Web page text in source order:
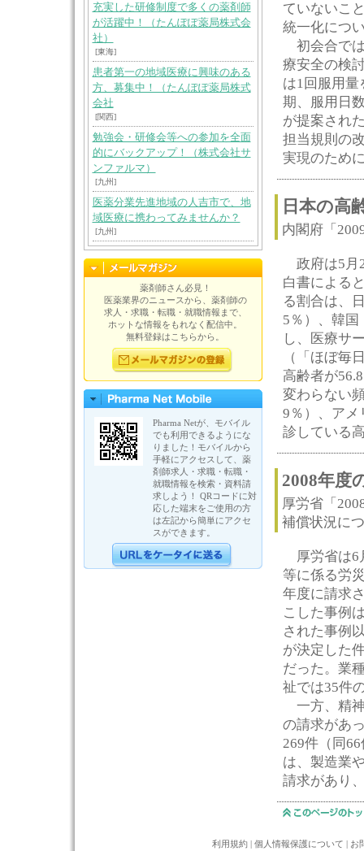
充実した研修制度で多くの薬剤師
が活躍中！（たんぽぽ薬局株式会
社）
[東海]
患者第一の地域医療に興味のある
方、募集中！（たんぽぽ薬局株式
会社
[関西]
勉強会・研修会等への参加を全面
的にバックアップ！（株式会社サ
ンファルマ）
[九州]
医薬分業先進地域の人吉市で、地
域医療に携わってみませんか？
[九州]
薬剤師さん必見！
医薬業界のニュースから、薬剤師の
求人・求職・転職・就職情報まで、
ホットな情報をもれなく配信中。
無料登録はこちらから。
Pharma Netが、モバイル
でも利用できるようにな
りました！モバイルから
手軽にアクセスして、薬
剤師求人・求職・転職・
就職情報を検索・資料請
求しよう！ QRコードに対
応した端末をご使用の方
は左記から簡単にアクセ
スができます。
ていないこ
統一化につ
初会合で
療安全の検
は1回服用
期、服用日
が提案され
担当規則の
実現のため
日本の高
内閣府「
政府は5月
白書による
る割合は、
5％）、韓国
し、医療サ
（「ほぼ毎
高齢者が
変わらない
9％）、アメ
診している
2008年度
厚労省「
補償状況に
厚労省は6
等に係る労
年度に請求
こした事例
された事例
が決定した
だった。業
祉では35件
一方、精神
の請求があ
269件（同
は、製造業
請求があり
利用規約 | 個人情報保護について | お